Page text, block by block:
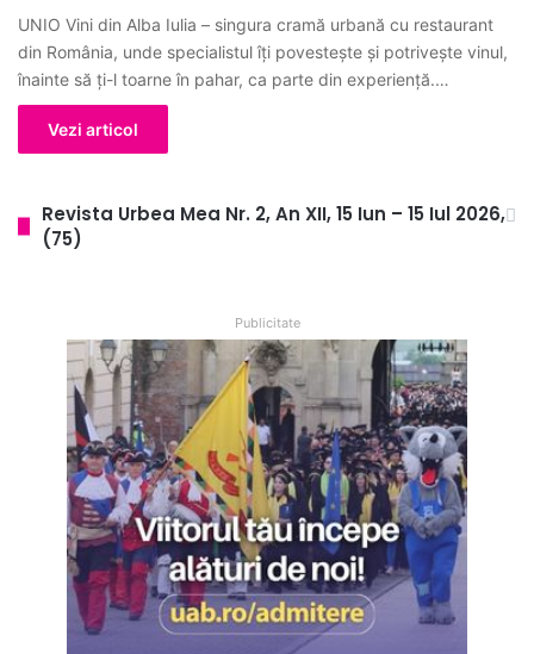
UNIO Vini din Alba Iulia – singura cramă urbană cu restaurant
din România, unde specialistul îți povestește și potrivește vinul,
înainte să ți-l toarne în pahar, ca parte din experiență.…
Vezi articol
Revista Urbea Mea Nr. 2, An XII, 15 Iun – 15 Iul 2026,
(75)
Publicitate